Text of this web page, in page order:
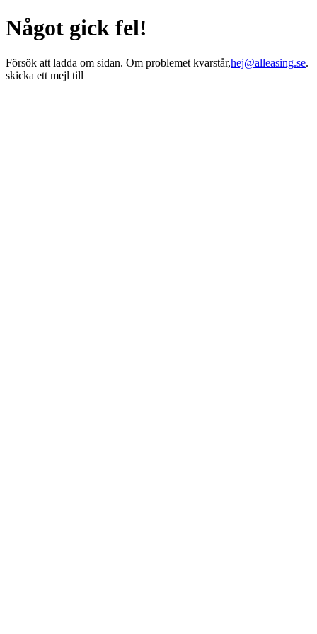
Något gick fel!
Försök att ladda om sidan. Om problemet kvarstår,hej@alleasing.se.
skicka ett mejl till